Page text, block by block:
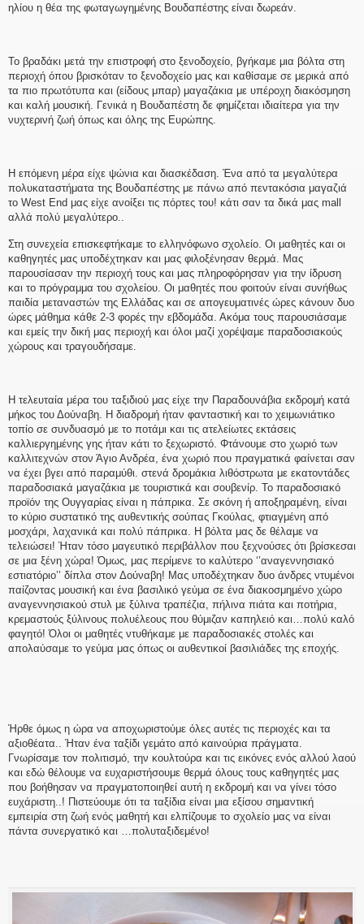
ηλίου η θέα της φωταγωγημένης Βουδαπέστης είναι δωρεάν.
Το βραδάκι μετά την επιστροφή στο ξενοδοχείο, βγήκαμε μια βόλτα στη
περιοχή όπου βρισκόταν το ξενοδοχείο μας και καθίσαμε σε μερικά από
τα πιο πρωτότυπα και (είδους μπαρ) μαγαζάκια με υπέροχη διακόσμηση
και καλή μουσική. Γενικά η Βουδαπέστη δε φημίζεται ιδιαίτερα για την
νυχτερινή ζωή όπως και όλης της Ευρώπης.
Η επόμενη μέρα είχε ψώνια και διασκέδαση. Ένα από τα μεγαλύτερα
πολυκαταστήματα της Βουδαπέστης με πάνω από πεντακόσια μαγαζιά
το West End μας είχε ανοίξει τις πόρτες του! κάτι σαν τα δικά μας mall
αλλά πολύ μεγαλύτερο..
Στη συνεχεία επισκεφτήκαμε το ελληνόφωνο σχολείο. Οι μαθητές και οι
καθηγητές μας υποδέχτηκαν και μας φιλοξένησαν θερμά. Μας
παρουσίασαν την περιοχή τους και μας πληροφόρησαν για την ίδρυση
και το πρόγραμμα του σχολείου. Οι μαθητές που φοιτούν είναι συνήθως
παιδία μεταναστών της Ελλάδας και σε απογευματινές ώρες κάνουν δυο
ώρες μάθημα κάθε 2-3 φορές την εβδομάδα. Ακόμα τους παρουσιάσαμε
και εμείς την δική μας περιοχή και όλοι μαζί χορέψαμε παραδοσιακούς
χώρους και τραγουδήσαμε.
Η τελευταία μέρα του ταξιδιού μας είχε την Παραδουνάβια εκδρομή κατά
μήκος του Δούναβη. Η διαδρομή ήταν φανταστική και το χειμωνιάτικο
τοπίο σε συνδυασμό με το ποτάμι και τις ατελείωτες εκτάσεις
καλλιεργημένης γης ήταν κάτι το ξεχωριστό. Φτάνουμε στο χωριό των
καλλιτεχνών στον Άγιο Ανδρέα, ένα χωριό που πραγματικά φαίνεται σαν
να έχει βγει από παραμύθι. στενά δρομάκια λιθόστρωτα με εκατοντάδες
παραδοσιακά μαγαζάκια με τουριστικά και σουβενίρ. Το παραδοσιακό
προϊόν της Ουγγαρίας είναι η πάπρικα. Σε σκόνη ή αποξηραμένη, είναι
το κύριο συστατικό της αυθεντικής σούπας Γκούλας, φτιαγμένη από
μοσχάρι, λαχανικά και πολύ πάπρικα. Η βόλτα μας δε θέλαμε να
τελειώσει! Ήταν τόσο μαγευτικό περιβάλλον που ξεχνούσες ότι βρίσκεσαι
σε μια ξένη χώρα! Όμως, μας περίμενε το καλύτερο ‘’αναγεννησιακό
εστιατόριο’’ δίπλα στον Δούναβη! Μας υποδέχτηκαν δυο άνδρες ντυμένοι
παίζοντας μουσική και ένα βασιλικό γεύμα σε ένα διακοσμημένο χώρο
αναγεννησιακού στυλ με ξύλινα τραπέζια, πήλινα πιάτα και ποτήρια,
κρεμαστούς ξύλινους πολυέλεους που θύμιζαν καπηλειό και…πολύ καλό
φαγητό! Όλοι οι μαθητές ντυθήκαμε με παραδοσιακές στολές και
απολαύσαμε το γεύμα μας όπως οι αυθεντικοί βασιλιάδες της εποχής.
Ήρθε όμως η ώρα να αποχωριστούμε όλες αυτές τις περιοχές και τα
αξιοθέατα.. Ήταν ένα ταξίδι γεμάτο από καινούρια πράγματα.
Γνωρίσαμε τον πολιτισμό, την κουλτούρα και τις εικόνες ενός αλλού λαού
και εδώ θέλουμε να ευχαριστήσουμε θερμά όλους τους καθηγητές μας
που βοήθησαν να πραγματοποιηθεί αυτή η εκδρομή και να γίνει τόσο
ευχάριστη..! Πιστεύουμε ότι τα ταξίδια είναι μια εξίσου σημαντική
εμπειρία στη ζωή ενός μαθητή και ελπίζουμε το σχολείο μας να είναι
πάντα συνεργατικό και …πολυταξιδεμένο!